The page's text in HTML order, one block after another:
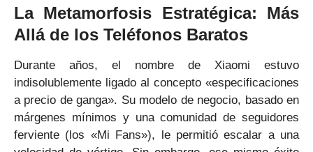
La Metamorfosis Estratégica: Más
Allá de los Teléfonos Baratos
Durante años, el nombre de Xiaomi estuvo
indisolublemente ligado al concepto «especificaciones
a precio de ganga». Su modelo de negocio, basado en
márgenes mínimos y una comunidad de seguidores
ferviente (los «Mi Fans»), le permitió escalar a una